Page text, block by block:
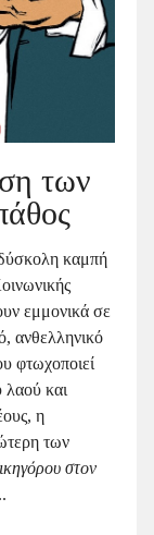
των
καμπή
εμμονικά σε
ανθελληνικό
φτωχοποιεί
και
η
των
στον